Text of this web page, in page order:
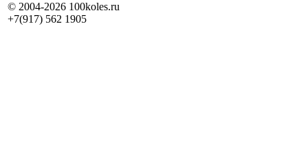
© 2004-2026 100koles.ru
+7(917) 562 1905